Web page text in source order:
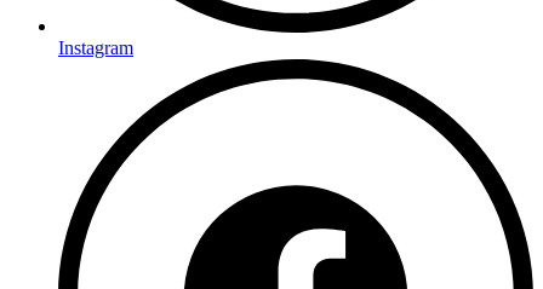
Instagram